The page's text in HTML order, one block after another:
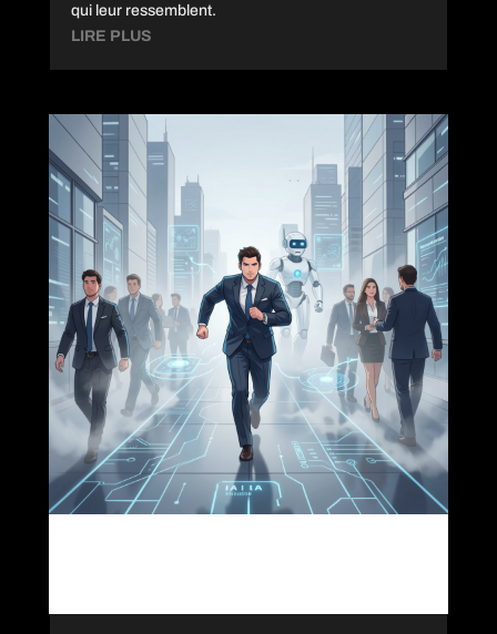
qui leur ressemblent.
LIRE PLUS